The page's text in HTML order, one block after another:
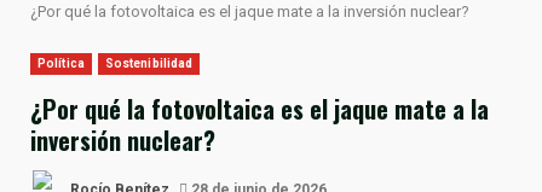
¿Por qué la fotovoltaica es el jaque mate a la inversión nuclear?
Política Sostenibilidad
¿Por qué la fotovoltaica es el jaque mate a la
inversión nuclear?